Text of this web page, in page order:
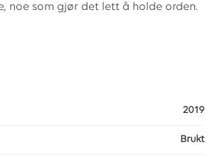
noe som gjør det lett å holde orden.
2019
Brukt